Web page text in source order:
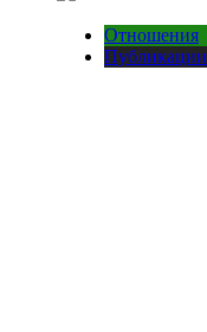
Отношения
Публикации